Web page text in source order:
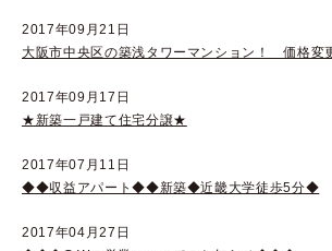
2017年09月21日
大阪市中央区の築浅タワーマンション！ 価格変
2017年09月17日
★新築一戸建て住宅分譲★
2017年07月11日
◆◆収益アパート◆◆新築◆近畿大学徒歩5分◆
2017年04月27日